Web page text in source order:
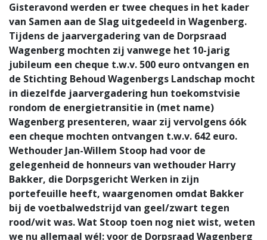
Gisteravond werden er twee cheques in het kader
van Samen aan de Slag uitgedeeld in Wagenberg.
Tijdens de jaarvergadering van de Dorpsraad
Wagenberg mochten zij vanwege het 10-jarig
jubileum een cheque t.w.v. 500 euro ontvangen en
de Stichting Behoud Wagenbergs Landschap mocht
in diezelfde jaarvergadering hun toekomstvisie
rondom de energietransitie in (met name)
Wagenberg presenteren, waar zij vervolgens óók
een cheque mochten ontvangen t.w.v. 642 euro.
Wethouder Jan-Willem Stoop had voor de
gelegenheid de honneurs van wethouder Harry
Bakker, die Dorpsgericht Werken in zijn
portefeuille heeft, waargenomen omdat Bakker
bij de voetbalwedstrijd van geel/zwart tegen
rood/wit was. Wat Stoop toen nog niet wist, weten
we nu allemaal wél: voor de Dorpsraad Wagenberg